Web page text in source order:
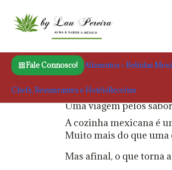
Fale Connosco! Alimentos Bebidas
Chefs, Restaurantes e HotéisReceitas
O
Uma viagem pelos
A cozinha mexicana é
Muito mais do que
Mas afinal, o que torna